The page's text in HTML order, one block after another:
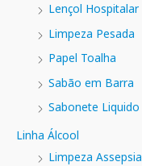
Lençol Hospitalar
Limpeza Pesada
Papel Toalha
Sabão em Barra
Sabonete Liquido
Linha Álcool
Limpeza Assepsia